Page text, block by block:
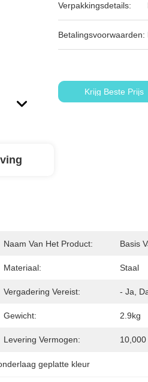
Verpakkingsdetails:
Betalingsvoorwaarden:
Krijg Beste Prijs
Naam Van Het Product: Basis
Materiaal: Staal
Vergadering Vereist: - Ja,
Gewicht: 2.9kg
Levering Vermogen:
geplatte kleur